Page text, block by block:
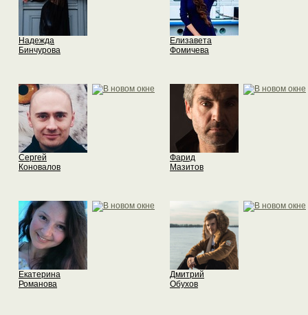
Надежда
Бинчурова
Елизавета
Фомичева
Сергей
Коновалов
Фарид
Мазитов
Екатерина
Романова
Дмитрий
Обухов